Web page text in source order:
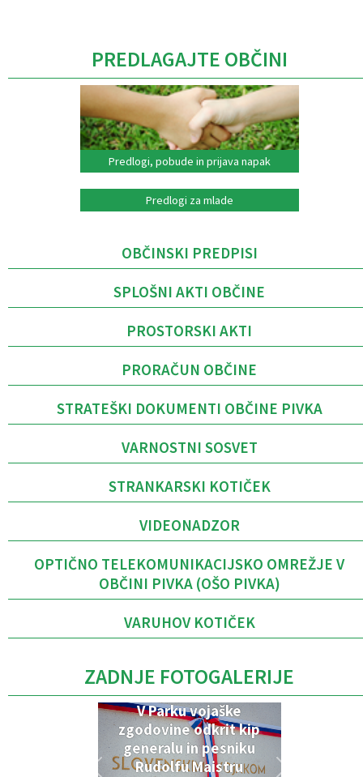
PREDLAGAJTE OBČINI
Predlogi, pobude in prijava napak
Predlogi za mlade
OBČINSKI PREDPISI
SPLOŠNI AKTI OBČINE
PROSTORSKI AKTI
PRORAČUN OBČINE
STRATEŠKI DOKUMENTI OBČINE PIVKA
VARNOSTNI SOSVET
STRANKARSKI KOTIČEK
VIDEONADZOR
OPTIČNO TELEKOMUNIKACIJSKO OMREŽJE V
OBČINI PIVKA (OŠO PIVKA)
VARUHOV KOTIČEK
ZADNJE FOTOGALERIJE
V Parku vojaške
zgodovine odkrit kip
generalu in pesniku
Rudolfu Maistru